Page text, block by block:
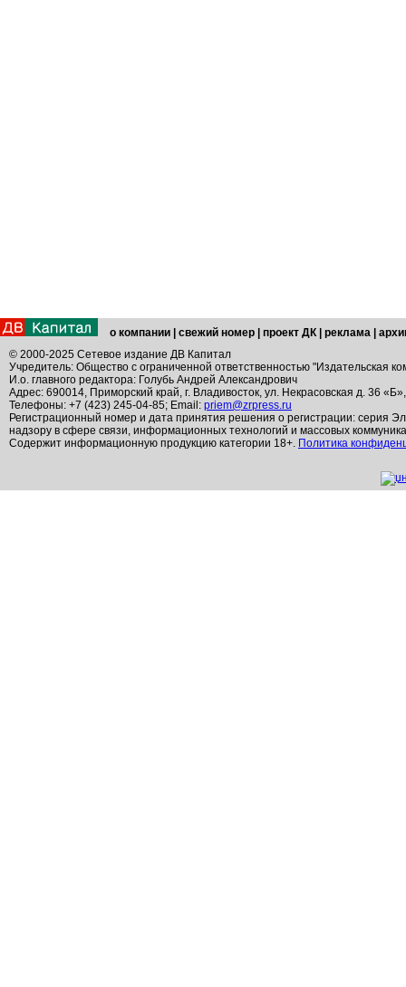
о компании свежий номер проект ДК реклама
© 2000-2025 Сетевое издание ДВ Капитал
Учредитель: Общество с ограниченной ответственностью "Издательская
И.о. главного редактора: Голубь Андрей Александрович
Адрес: 690014, Приморский край, г. Владивосток, ул. Некрасовская д. 36
Телефоны: +7 (423) 245-04-85; Email: priem@zrpress.ru
Регистрационный номер и дата принятия решения о регистрации: серия
надзору в сфере связи, информационных технологий и массовых
Содержит информационную продукцию категории 18+. Политика